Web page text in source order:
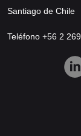
Santiago de Chile
Teléfono +56 2